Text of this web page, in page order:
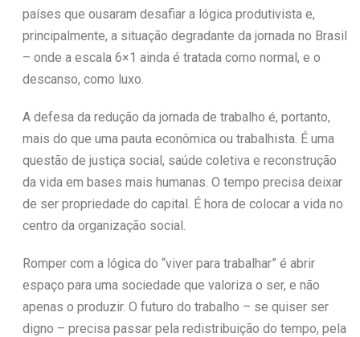
países que ousaram desafiar a lógica produtivista e,
principalmente, a situação degradante da jornada no Brasil
– onde a escala 6×1 ainda é tratada como normal, e o
descanso, como luxo.
A defesa da redução da jornada de trabalho é, portanto,
mais do que uma pauta econômica ou trabalhista. É uma
questão de justiça social, saúde coletiva e reconstrução
da vida em bases mais humanas. O tempo precisa deixar
de ser propriedade do capital. É hora de colocar a vida no
centro da organização social.
Romper com a lógica do “viver para trabalhar” é abrir
espaço para uma sociedade que valoriza o ser, e não
apenas o produzir. O futuro do trabalho – se quiser ser
digno – precisa passar pela redistribuição do tempo, pela